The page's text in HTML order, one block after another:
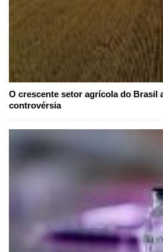
O crescente setor agrícola do Brasil
controvérsia